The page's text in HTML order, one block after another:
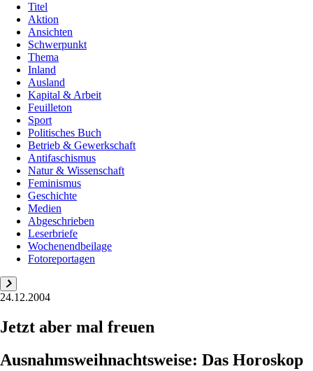
Titel
Aktion
Ansichten
Schwerpunkt
Thema
Inland
Ausland
Kapital & Arbeit
Feuilleton
Sport
Politisches Buch
Betrieb & Gewerkschaft
Antifaschismus
Natur & Wissenschaft
Feminismus
Geschichte
Medien
Abgeschrieben
Leserbriefe
Wochenendbeilage
Fotoreportagen
24.12.2004
Jetzt aber mal freuen
Ausnahmsweihnachtsweise: Das Horoskop